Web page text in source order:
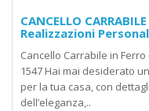
CANCELLO
Realizzazioni
Cancello Carrabile in
1547 Hai mai desiderato
per la tua casa, con
dell’eleganza,..